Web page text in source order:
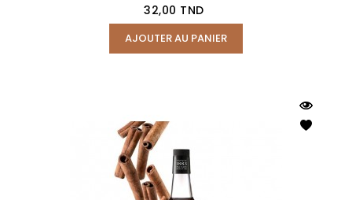
Prix
32,00 TND
AJOUTER AU PANIER